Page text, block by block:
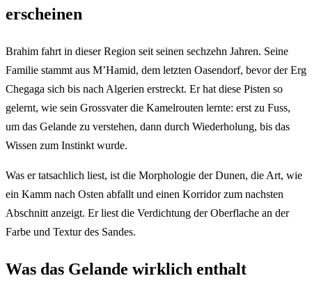
erscheinen
Brahim fahrt in dieser Region seit seinen sechzehn Jahren. Seine
Familie stammt aus M’Hamid, dem letzten Oasendorf, bevor der Erg
Chegaga sich bis nach Algerien erstreckt. Er hat diese Pisten so
gelernt, wie sein Grossvater die Kamelrouten lernte: erst zu Fuss,
um das Gelande zu verstehen, dann durch Wiederholung, bis das
Wissen zum Instinkt wurde.
Was er tatsachlich liest, ist die Morphologie der Dunen, die Art, wie
ein Kamm nach Osten abfallt und einen Korridor zum nachsten
Abschnitt anzeigt. Er liest die Verdichtung der Oberflache an der
Farbe und Textur des Sandes.
Was das Gelande wirklich enthalt